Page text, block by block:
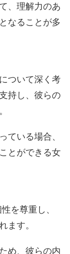
、理解力のあ
なることが多
ついて深く考
持し、彼らの
ている場合、
とができる女
を尊重し、
ます。
め、彼らの内